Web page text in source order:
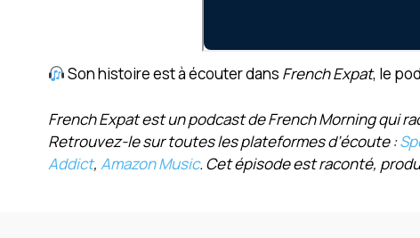
Son histoire est à écouter dans French Expat, le
French Expat est un podcast de French Morning qui
Retrouvez-le sur toutes les plateformes d’écoute :
Addict, Amazon Music. Cet épisode est raconté,